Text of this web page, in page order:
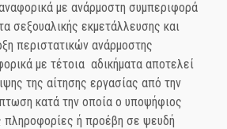
με ανάρμοστη συμπεριφορά
σεξουαλικής εκμετάλλευσης και
περιστατικών ανάρμοστης
με τέτοια αδικήματα αποτελεί
της αίτησης εργασίας από την
κατά την οποία ο υποψήφιος
πληροφορίες ή προέβη σε ψευδή